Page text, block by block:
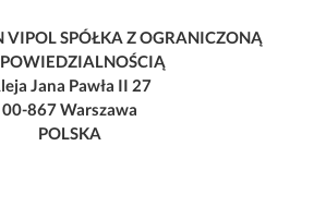
VIPOL SPÓŁKA Z OGRANICZONĄ
Jana Pawła II 27
00-867 Warszawa
POLSKA